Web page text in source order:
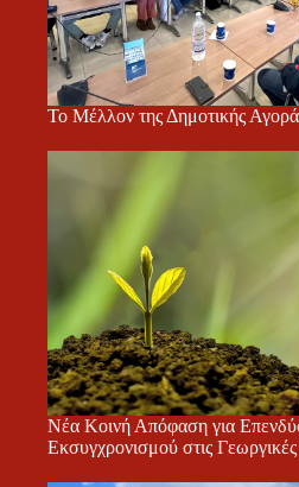
Το Μέλλον της Δημοτικής
Νέα Κοινή Απόφαση για
Εκσυγχρονισμού στις